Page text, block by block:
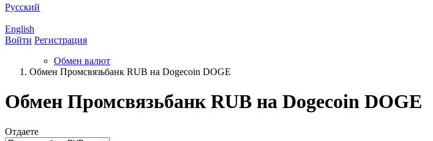
Русский
English
Войти Регистрация
Обмен валют
Обмен Промсвязьбанк RUB на Dogecoin DOGE
Обмен Промсвязьбанк RUB на Dogecoin DOGE
Отдаете